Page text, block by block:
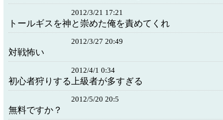
2012/3/21 17:21
トールギスを神と崇めた俺を責めてくれ
2012/3/27 20:49
対戦怖い
2012/4/1 0:34
初心者狩りする上級者が多すぎる
2012/5/20 20:5
無料ですか？